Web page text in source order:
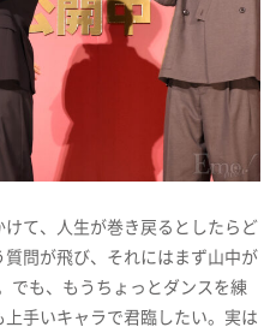
て、人生が巻き戻るとしたらど
問が飛び、それにはまず山中が
でも、もうちょっとダンスを練
手いキャラで君臨したい。実は